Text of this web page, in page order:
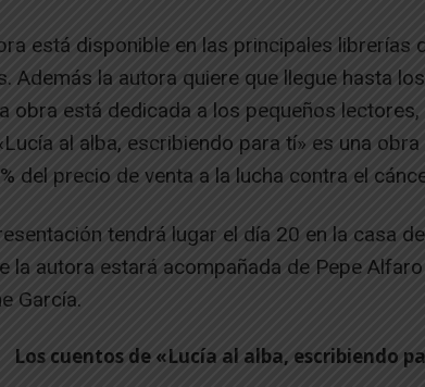
está disponible en las principales librerías
Además la autora quiere que llegue hasta
obra está dedicada a los pequeños
al alba, escribiendo para tí» es una
del precio de venta a la lucha contra el
tendrá lugar el día 20 en la casa
la autora estará acompañada de Pepe
García.
Los cuentos de «Lucía al alba, escribiendo